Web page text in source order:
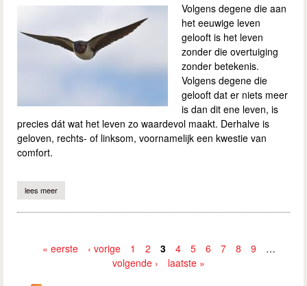
Volgens degene die aan
het eeuwige leven
gelooft is het leven
zonder die overtuiging
zonder betekenis.
Volgens degene die
gelooft dat er niets meer
is dan dit ene leven, is
precies dát wat het leven zo waardevol maakt. Derhalve is
geloven, rechts- of linksom, voornamelijk een kwestie van
comfort.
lees meer
« eerste ‹ vorige 1 2 3 4 5 6 7 8 9
…
volgende ›
laatste »